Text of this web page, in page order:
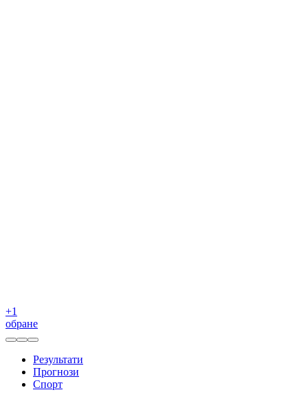
+1
обране
Результати
Прогнози
Спорт